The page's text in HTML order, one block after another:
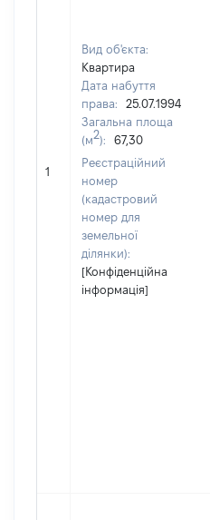
1
Вид об'єкта:
Квартира
Дата набуття
права:
25.07.1994
Загальна площа
(м2):
67,30
Реєстраційний
номер
(кадастровий
номер для
земельної
ділянки):
[Конфіденційна
інформація]